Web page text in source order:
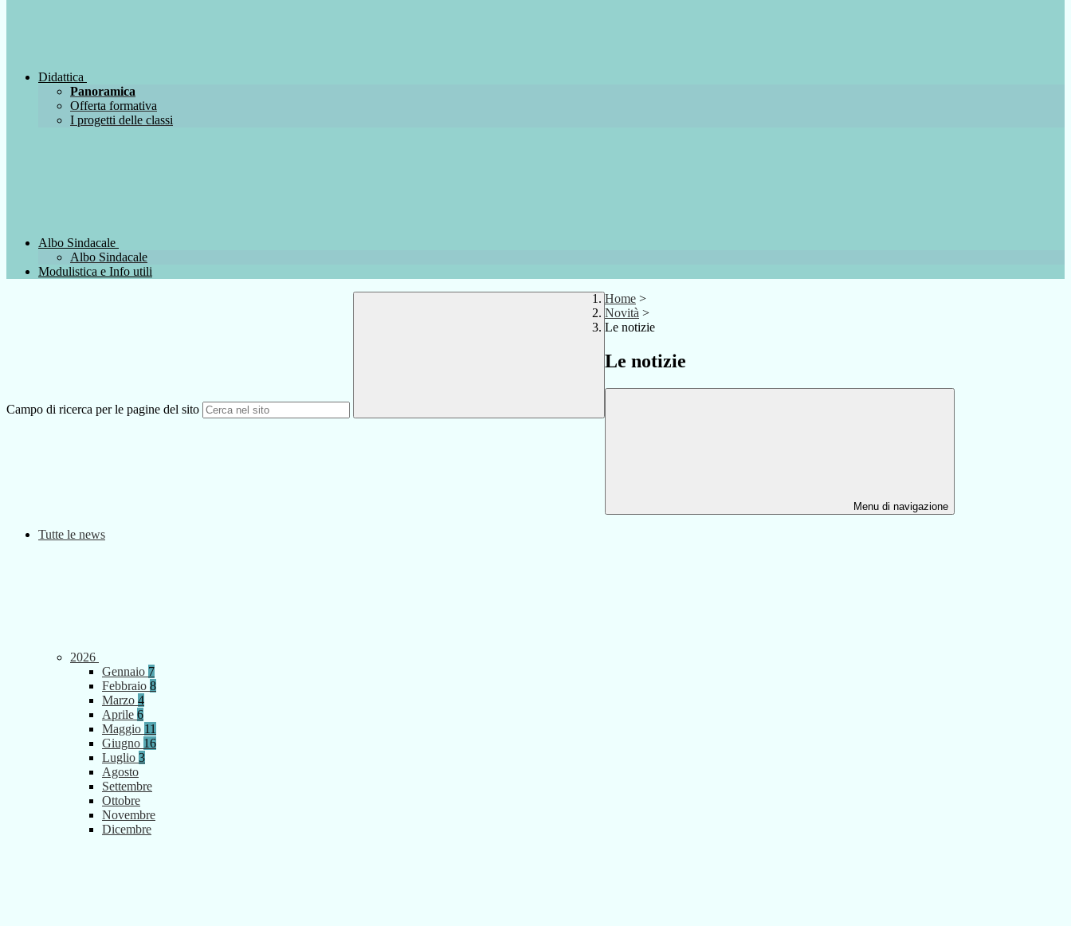
Didattica
Panoramica
Offerta formativa
I progetti delle classi
Albo Sindacale
Albo Sindacale
Modulistica e Info utili
Campo di ricerca per le pagine del sito
Home >
Novità >
Le notizie
Le notizie
Menu di navigazione
Tutte le news
2026
Gennaio 7
Febbraio 8
Marzo 4
Aprile 6
Maggio 11
Giugno 16
Luglio 3
Agosto
Settembre
Ottobre
Novembre
Dicembre